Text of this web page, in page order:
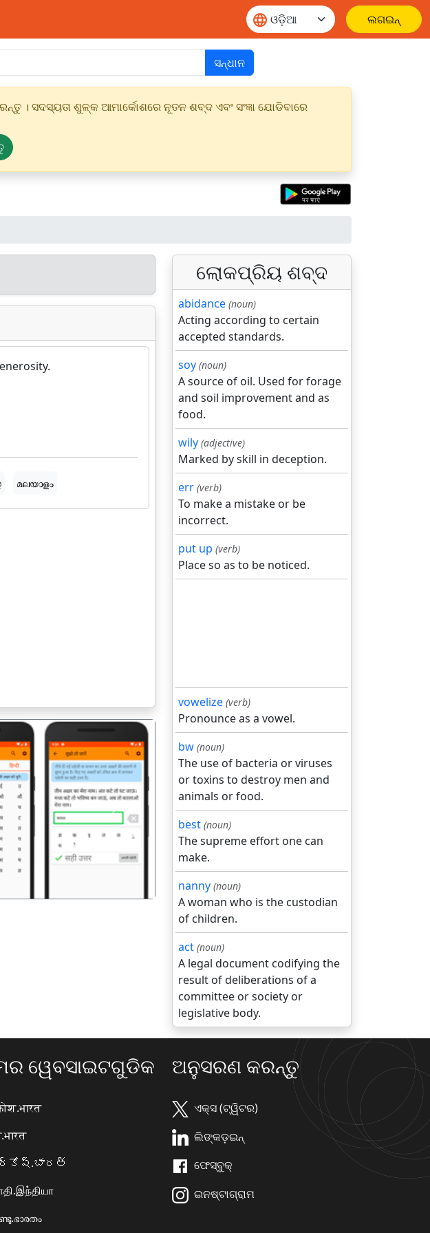
ଲଗଇନ୍
ସନ୍ଧାନ
। ସଦସ୍ୟତା ଶୁଳ୍କ ଆମାର୍କୋଶରେ ନୂତନ ଶବ୍ଦ ଏବଂ ସଂଜ୍ଞା ଯୋଡିବାରେ
മലയാളം
अगला
ଲୋକପ୍ରିୟ ଶବ୍ଦ
abidance (noun)
Acting according to certain
accepted standards.
soy (noun)
A source of oil. Used for forage
and soil improvement and as
food.
wily (adjective)
Marked by skill in deception.
err (verb)
To make a mistake or be
incorrect.
put up (verb)
Place so as to be noticed.
vowelize (verb)
Pronounce as a vowel.
bw (noun)
The use of bacteria or viruses
or toxins to destroy men and
animals or food.
best (noun)
The supreme effort one can
make.
nanny (noun)
A woman who is the custodian
of children.
act (noun)
A legal document codifying the
result of deliberations of a
committee or society or
legislative body.
ୱେବସାଇଟଗୁଡିକ ଅନୁସରଣ କରନ୍ତୁ
ଏକ୍ସ (ଟ୍ୱିଟର)
ଲିଙ୍କଡ଼ଇନ୍
ଫେସ୍ବୁକ୍
ଇନଷ୍ଟାଗ୍ରାମ